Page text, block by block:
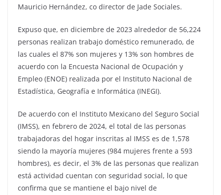
Mauricio Hernández, co director de Jade Sociales.
Expuso que, en diciembre de 2023 alrededor de 56,224
personas realizan trabajo doméstico remunerado, de
las cuales el 87% son mujeres y 13% son hombres de
acuerdo con la Encuesta Nacional de Ocupación y
Empleo (ENOE) realizada por el Instituto Nacional de
Estadística, Geografía e Informática (INEGI).
De acuerdo con el Instituto Mexicano del Seguro Social
(IMSS), en febrero de 2024, el total de las personas
trabajadoras del hogar inscritas al IMSS es de 1,578
siendo la mayoría mujeres (984 mujeres frente a 593
hombres), es decir, el 3% de las personas que realizan
está actividad cuentan con seguridad social, lo que
confirma que se mantiene el bajo nivel de